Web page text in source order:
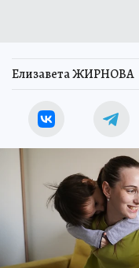
Елизавета ЖИРНОВА